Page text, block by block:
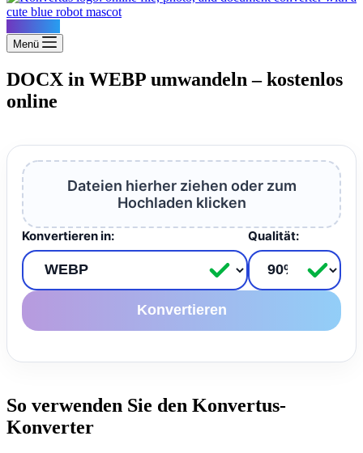
Menü
DOCX in WEBP umwandeln – kostenlos
online
Dateien hierher ziehen oder zum
Hochladen klicken
Konvertieren in: Qualität:
Konvertieren
So verwenden Sie den Konvertus-
Konverter